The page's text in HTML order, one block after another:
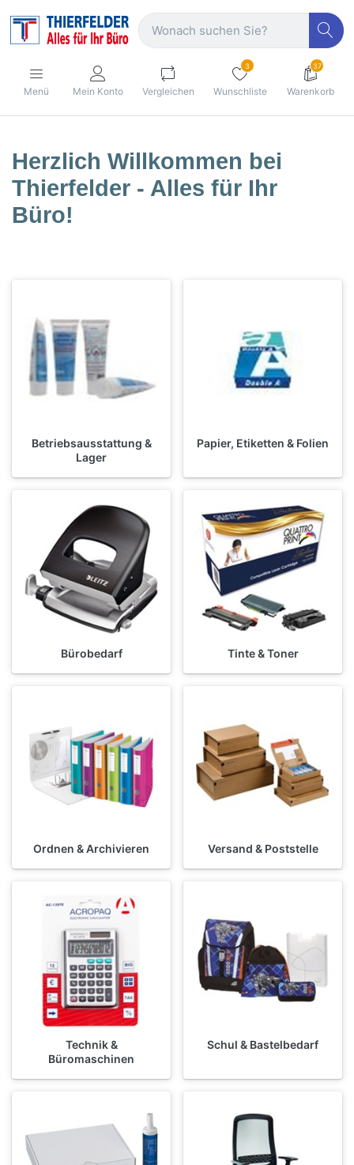
Menü Mein Konto Vergleichen
3
Wunschliste
37
Warenkorb
Herzlich Willkommen bei
Thierfelder - Alles für Ihr
Büro!
Betriebsausstattung &
Lager
Papier, Etiketten & Folien
Bürobedarf Tinte & Toner
Ordnen & Archivieren Versand & Poststelle
Technik &
Büromaschinen
Schul & Bastelbedarf